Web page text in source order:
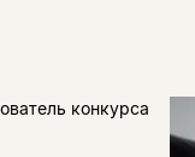
конкурса